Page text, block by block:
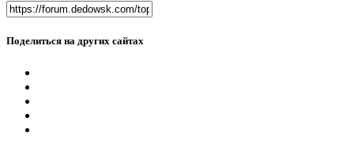
Поделиться на других сайтах